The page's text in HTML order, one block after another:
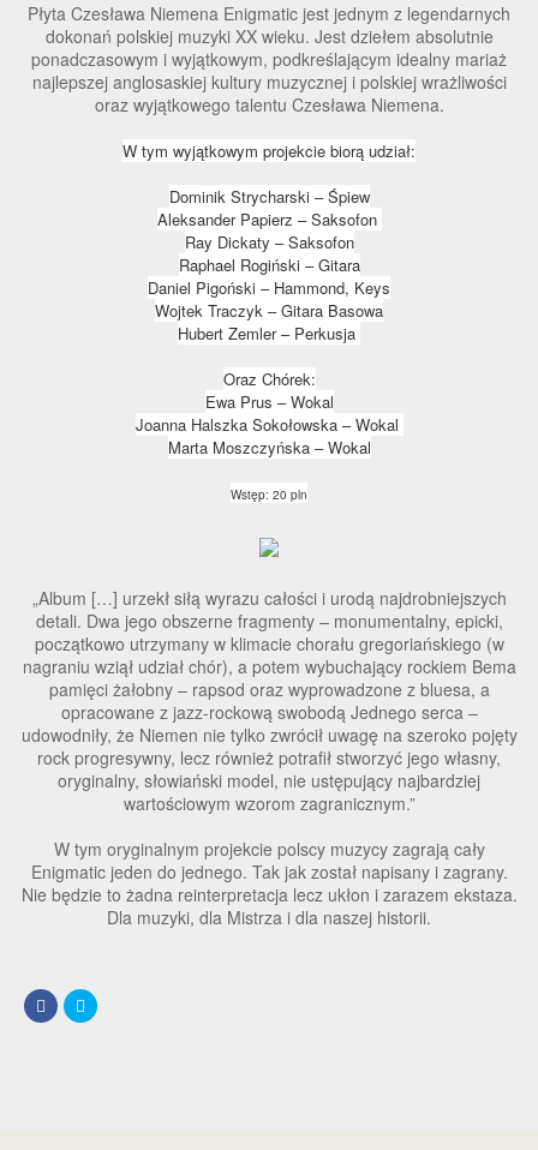
Płyta Czesława Niemena Enigmatic jest jednym z legendarnych
dokonań polskiej muzyki XX wieku. Jest dziełem absolutnie
ponadczasowym i wyjątkowym, podkreślającym idealny mariaż
najlepszej anglosaskiej kultury muzycznej i polskiej wrażliwości
oraz wyjątkowego talentu Czesława Niemena.
W tym wyjątkowym projekcie biorą udział:
Dominik Strycharski – Śpiew
Aleksander Papierz – Saksofon
Ray Dickaty – Saksofon
Raphael Rogiński – Gitara
Daniel Pigoński – Hammond, Keys
Wojtek Traczyk – Gitara Basowa
Hubert Zemler – Perkusja
Oraz Chórek:
Ewa Prus – Wokal
Joanna Halszka Sokołowska – Wokal
Marta Moszczyńska – Wokal
Wstęp: 20 pln
„Album […] urzekł siłą wyrazu całości i urodą najdrobniejszych
detali. Dwa jego obszerne fragmenty – monumentalny, epicki,
początkowo utrzymany w klimacie chorału gregoriańskiego (w
nagraniu wziął udział chór), a potem wybuchający rockiem Bema
pamięci żałobny – rapsod oraz wyprowadzone z bluesa, a
opracowane z jazz-rockową swobodą Jednego serca –
udowodniły, że Niemen nie tylko zwrócił uwagę na szeroko pojęty
rock progresywny, lecz również potrafił stworzyć jego własny,
oryginalny, słowiański model, nie ustępujący najbardziej
wartościowym wzorom zagranicznym.”
W tym oryginalnym projekcie polscy muzycy zagrają cały
Enigmatic jeden do jednego. Tak jak został napisany i zagrany.
Nie będzie to żadna reinterpretacja lecz ukłon i zarazem ekstaza.
Dla muzyki, dla Mistrza i dla naszej historii.